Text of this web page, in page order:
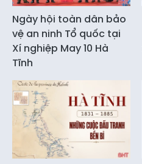
Ngày hội toàn dân bảo
vệ an ninh Tổ quốc tại
Xí nghiệp May 10 Hà
Tĩnh